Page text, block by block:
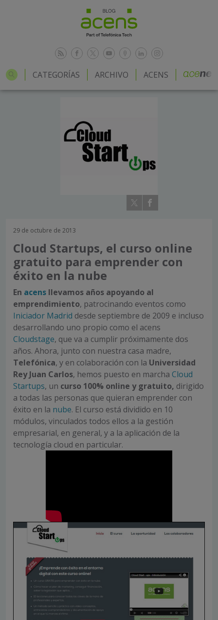
CATEGORÍAS ARCHIVO ACENS
29 de octubre de 2013
Cloud Startups, el curso online
gratuito para emprender con
éxito en la nube
En acens llevamos años apoyando al
emprendimiento, patrocinando eventos como
Iniciador Madrid desde septiembre de 2009 e incluso
desarrollando uno propio como el acens
Cloudstage, que va a cumplir próximamente dos
años. Ahora, junto con nuestra casa madre,
Telefónica, y en colaboración con la Universidad
Rey Juan Carlos, hemos puesto en marcha Cloud
Startups, un curso 100% online y gratuito, dirigido
a todas las personas que quieran emprender con
éxito en la nube. El curso está dividido en 10
módulos, vinculados todos ellos a la gestión
empresarial, en general, y a la aplicación de la
tecnología cloud en particular.